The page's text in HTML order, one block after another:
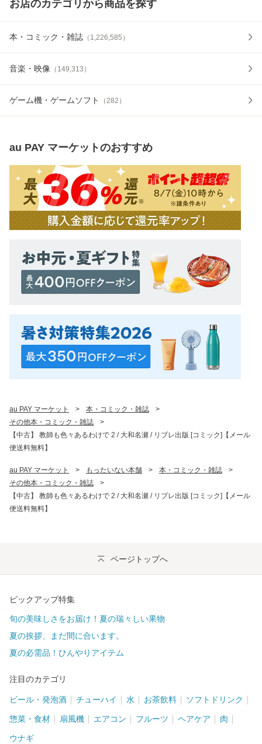
お店のカテゴリから商品を探す
本・コミック・雑誌 （ 1,226,585 ）
音楽・映像 （ 149,313 ）
ゲーム機・ゲームソフト （282 ）
au PAY マーケットのおすすめ
au PAY マーケット > 本・コミック・雑誌
>
その他本・コミック・雑誌
>
【中古】 教師も色々あるわけで 2 / 大和名瀬 / リブレ出版 [コミック]【メール
便送料無料】
au PAY マーケット > もったいない本舗 > 本・コミック・雑誌
>
その他本・コミック・雑誌
>
【中古】 教師も色々あるわけで 2 / 大和名瀬 / リブレ出版 [コミック]【メール
便送料無料】
ページトップへ
ピックアップ特集
旬の美味しさをお届け！夏の瑞々しい果物
夏の挨拶、まだ間に合います。
夏の必需品！ひんやりアイテム
注目のカテゴリ
ビール・発泡酒 チューハイ 水 お茶飲料 ソフトドリンク
惣菜・食材 扇風機 エアコン フルーツ ヘアケア 肉
ウナギ